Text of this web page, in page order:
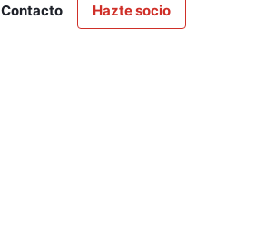
Contacto Hazte socio